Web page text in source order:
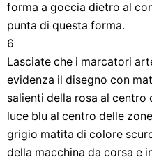
forma a goccia dietro al
punta di questa forma.
6
Lasciate che i marcatori
evidenza il disegno con
salienti della rosa al centro
luce blu al centro delle
grigio matita di colore
della macchina da corsa e